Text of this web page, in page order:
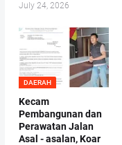
July 24, 2026
DAERAH
Kecam
Pembangunan dan
Perawatan Jalan
Asal - asalan, Koar